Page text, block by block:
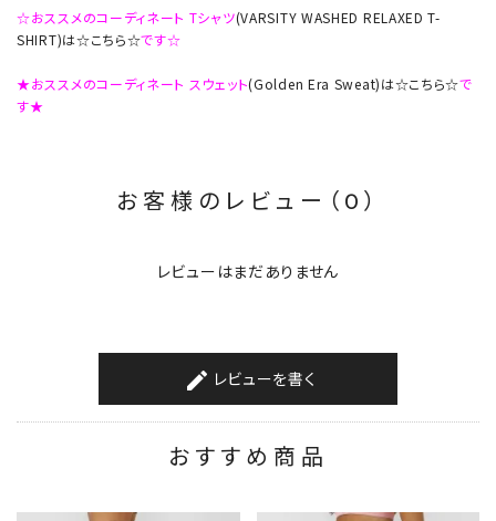
☆おススメのコーディネート Tシャツ(VARSITY WASHED RELAXED T-
SHIRT)は☆こちら☆です☆
★おススメのコーディネート スウェット(Golden Era Sweat)は☆こちら☆で
す★
お客様のレビュー（0）
レビューはまだありません
create レビューを書く
おすすめ商品